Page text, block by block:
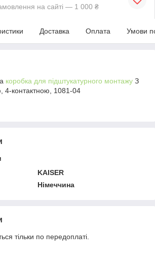
на сайті — 1 000 ₴
Доставка Оплата Умови
коробка для підштукатурного монтажу З
4-контактною, 1081-04
KAISER
Німеччина
тільки по передоплаті.